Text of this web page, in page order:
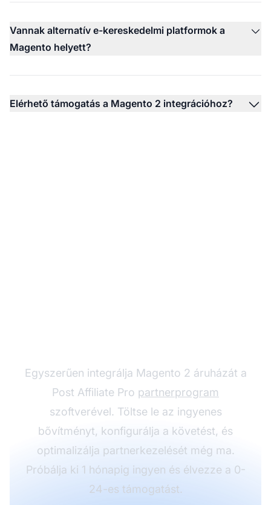
Vannak alternatív e-kereskedelmi platformok a
Magento helyett?
Elérhető támogatás a Magento 2 integrációhoz?
Egyszerűen integrálja Magento 2 áruházát a
Post Affiliate Pro partnerprogram
szoftverével. Töltse le az ingyenes
bővítményt, konfigurálja a követést, és
optimalizálja partnerkezelését még ma.
Próbálja ki 1 hónapig ingyen és élvezze a 0-
24-es támogatást.